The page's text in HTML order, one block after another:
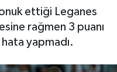
ettiği Leganes
rağmen 3 puanı
yapmadı.